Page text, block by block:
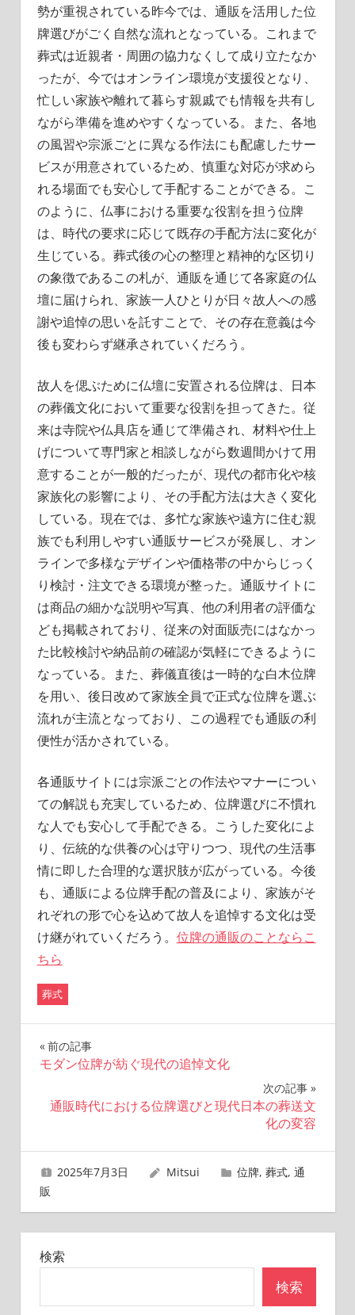
勢が重視されている昨今では、通販を活用した位
牌選びがごく自然な流れとなっている。これまで
葬式は近親者・周囲の協力なくして成り立たなか
ったが、今ではオンライン環境が支援役となり、
忙しい家族や離れて暮らす親戚でも情報を共有し
ながら準備を進めやすくなっている。また、各地
の風習や宗派ごとに異なる作法にも配慮したサー
ビスが用意されているため、慎重な対応が求めら
れる場面でも安心して手配することができる。こ
のように、仏事における重要な役割を担う位牌
は、時代の要求に応じて既存の手配方法に変化が
生じている。葬式後の心の整理と精神的な区切り
の象徴であるこの札が、通販を通じて各家庭の仏
壇に届けられ、家族一人ひとりが日々故人への感
謝や追悼の思いを託すことで、その存在意義は今
後も変わらず継承されていくだろう。
故人を偲ぶために仏壇に安置される位牌は、日本
の葬儀文化において重要な役割を担ってきた。従
来は寺院や仏具店を通じて準備され、材料や仕上
げについて専門家と相談しながら数週間かけて用
意することが一般的だったが、現代の都市化や核
家族化の影響により、その手配方法は大きく変化
している。現在では、多忙な家族や遠方に住む親
族でも利用しやすい通販サービスが発展し、オン
ラインで多様なデザインや価格帯の中からじっく
り検討・注文できる環境が整った。通販サイトに
は商品の細かな説明や写真、他の利用者の評価な
ども掲載されており、従来の対面販売にはなかっ
た比較検討や納品前の確認が気軽にできるように
なっている。また、葬儀直後は一時的な白木位牌
を用い、後日改めて家族全員で正式な位牌を選ぶ
流れが主流となっており、この過程でも通販の利
便性が活かされている。
各通販サイトには宗派ごとの作法やマナーについ
ての解説も充実しているため、位牌選びに不慣れ
な人でも安心して手配できる。こうした変化によ
り、伝統的な供養の心は守りつつ、現代の生活事
情に即した合理的な選択肢が広がっている。今後
も、通販による位牌手配の普及により、家族がそ
れぞれの形で心を込めて故人を追悼する文化は受
け継がれていくだろう。 位牌の通販のことならこ
ちら
葬式
投
ナ
ビ
ゲ
ー
シ
ョ
ン
前の記事
モダン位牌が紡ぐ現代の追悼文化
次の記事
通販時代における位牌選びと現代日本の葬送文
化の変容
2025年7月3日 Mitsui 位牌,葬式,通
販
検索
検索